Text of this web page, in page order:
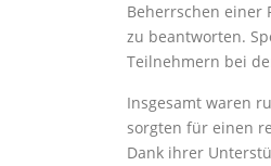
Beherrschen einer
zu beantworten.
Teilnehmern bei
Insgesamt waren
sorgten für einen
Dank ihrer